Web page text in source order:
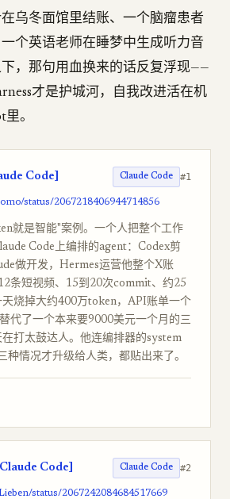
乌冬面馆里结账、一个脑瘤患者
个英语老师在睡梦中生成听力音
，那句用血换来的话反复浮现——
才是护城河，自我改进活在机
。
Code] Claude Code #1
status/2067218406944714856
就是智能"案例。一个人把整个工作
Code上编排的agent：Codex剪
做开发，Hermes运营他整个X账
条短视频、15到20次commit、约25
烧掉大约400万token，API账单一个
代了一个本来要9000美元一个月的三
打太鼓达人。他连编排器的system
种情况才升级给人类，都贴出来了。
Code] Claude Code #2
status/2067242084684517669